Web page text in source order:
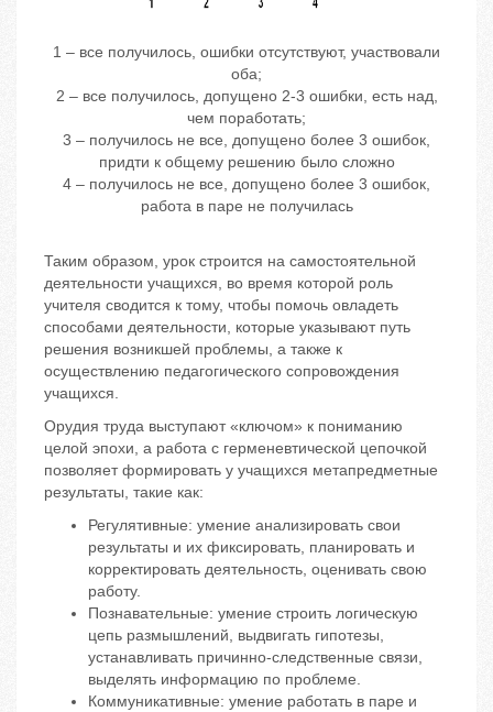
1 – все получилось, ошибки отсутствуют, участвовали
оба;
2 – все получилось, допущено 2-3 ошибки, есть над,
чем поработать;
3 – получилось не все, допущено более 3 ошибок,
придти к общему решению было сложно
4 – получилось не все, допущено более 3 ошибок,
работа в паре не получилась
Таким образом, урок строится на самостоятельной
деятельности учащихся, во время которой роль
учителя сводится к тому, чтобы помочь овладеть
способами деятельности, которые указывают путь
решения возникшей проблемы, а также к
осуществлению педагогического сопровождения
учащихся.
Орудия труда выступают «ключом» к пониманию
целой эпохи, а работа с герменевтической цепочкой
позволяет формировать у учащихся метапредметные
результаты, такие как:
Регулятивные: умение анализировать свои
результаты и их фиксировать, планировать и
корректировать деятельность, оценивать свою
работу.
Познавательные: умение строить логическую
цепь размышлений, выдвигать гипотезы,
устанавливать причинно-следственные связи,
выделять информацию по проблеме.
Коммуникативные: умение работать в паре и